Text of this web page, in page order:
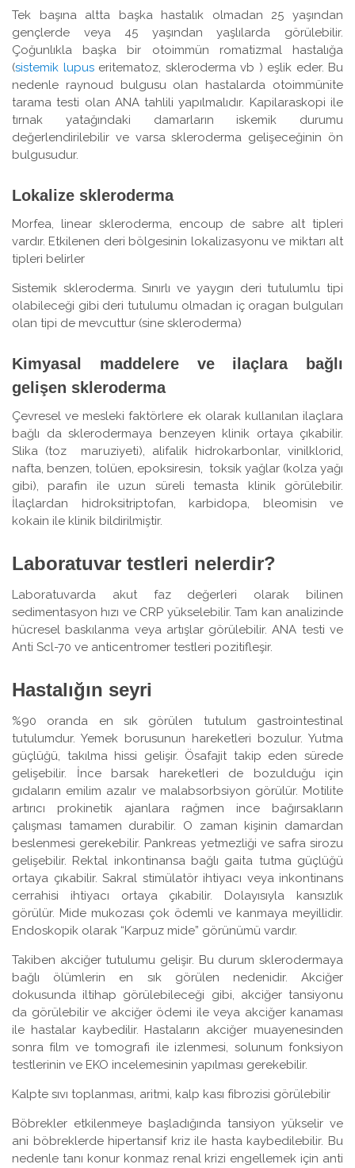
Tek başına altta başka hastalık olmadan 25 yaşından
gençlerde veya 45 yaşından yaşlılarda görülebilir.
Çoğunlıkla başka bir otoimmün romatizmal hastalığa
(sistemik lupuseritematoz, skleroderma vb ) eşlik eder. Bu
nedenle raynoud bulgusu olan hastalarda otoimmünite
tarama testi olan ANA tahlili yapılmalıdır. Kapilaraskopi ile
tırnak yatağındaki damarların iskemik durumu
değerlendirilebilir ve varsa skleroderma gelişeceğinin ön
bulgusudur.
Lokalize skleroderma
Morfea, linear skleroderma, encoup de sabre alt tipleri
vardır. Etkilenen deri bölgesinin lokalizasyonu ve miktarı alt
tipleri belirler
Sistemik skleroderma. Sınırlı ve yaygın deri tutulumlu tipi
olabileceği gibi deri tutulumu olmadan iç oragan bulguları
olan tipi de mevcuttur (sine skleroderma)
Kimyasal maddelere ve ilaçlara bağlı
gelişen skleroderma
Çevresel ve mesleki faktörlere ek olarak kullanılan ilaçlara
bağlı da sklerodermaya benzeyen klinik ortaya çıkabilir.
Slika (toz maruziyeti), alifalik hidrokarbonlar, vinilklorid,
nafta, benzen, tolüen, epoksiresin, toksik yağlar (kolza yağı
gibi), parafin ile uzun süreli temasta klinik görülebilir.
İlaçlardan hidroksitriptofan, karbidopa, bleomisin ve
kokain ile klinik bildirilmiştir.
Laboratuvar testleri nelerdir?
Laboratuvarda akut faz değerleri olarak bilinen
sedimentasyon hızı ve CRP yükselebilir. Tam kan analizinde
hücresel baskılanma veya artışlar görülebilir. ANA testi ve
Anti Scl-70 ve anticentromer testleri pozitifleşir.
Hastalığın seyri
%90 oranda en sık görülen tutulum gastrointestinal
tutulumdur. Yemek borusunun hareketleri bozulur. Yutma
güçlüğü, takılma hissi gelişir. Ösafajit takip eden sürede
gelişebilir. İnce barsak hareketleri de bozulduğu için
gıdaların emilim azalır ve malabsorbsiyon görülür. Motilite
artırıcı prokinetik ajanlara rağmen ince bağırsakların
çalışması tamamen durabilir. O zaman kişinin damardan
beslenmesi gerekebilir. Pankreas yetmezliği ve safra sirozu
gelişebilir. Rektal inkontinansa bağlı gaita tutma güçlüğü
ortaya çıkabilir. Sakral stimülatör ihtiyacı veya inkontinans
cerrahisi ihtiyacı ortaya çıkabilir. Dolayısıyla kansızlık
görülür. Mide mukozası çok ödemli ve kanmaya meyillidir.
Endoskopik olarak “Karpuz mide” görünümü vardır.
Takiben akciğer tutulumu gelişir. Bu durum sklerodermaya
bağlı ölümlerin en sık görülen nedenidir. Akciğer
dokusunda iltihap görülebileceği gibi, akciğer tansiyonu
da görülebilir ve akciğer ödemi ile veya akciğer kanaması
ile hastalar kaybedilir. Hastaların akciğer muayenesinden
sonra film ve tomografi ile izlenmesi, solunum fonksiyon
testlerinin ve EKO incelemesinin yapılması gerekebilir.
Kalpte sıvı toplanması, aritmi, kalp kası fibrozisi görülebilir
Böbrekler etkilenmeye başladığında tansiyon yükselir ve
ani böbreklerde hipertansif kriz ile hasta kaybedilebilir. Bu
nedenle tanı konur konmaz renal krizi engellemek için anti